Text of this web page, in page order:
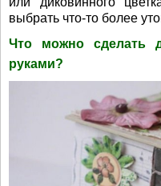
выбрать что-то более
Что можно сделать
руками?